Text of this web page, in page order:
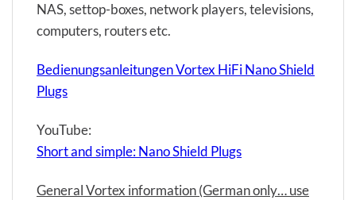
NAS, settop-boxes, network players, televisions,
computers, routers etc.
Bedienungsanleitungen Vortex HiFi Nano Shield
Plugs
YouTube:
Short and simple: Nano Shield Plugs
General Vortex information (German only… use